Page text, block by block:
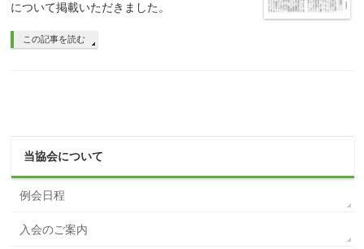
について掲載いただきました。
この記事を読む
当協会について
例会日程
入会のご案内